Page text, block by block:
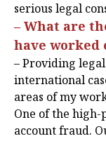
serious legal
– What are
have worked
– Providing
international
areas of my
One of the high-
account fraud.